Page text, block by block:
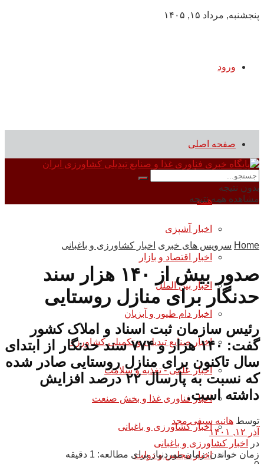
پنجشنبه, مرداد ۱۵, ۱۴۰۵
ورود
صفحه اصلی
سرویس های خبری
همه
اخبار آشپزی
اخبار اقتصاد و بازار
اخبار بین الملل
اخبار دام طیور و آبزیان
اخبار صنایع تبدیلی و تکمیلی کشاورزی
اخبار علمی - تغذیه و سلامت
اخبار فناوری غذا و بخش صنعت
اخبار کشاورزی و باغبانی
اخبار مجلس و دولت
بدون نتیجه
مشاهده همه نتیجه
Home سرویس های خبری اخبار کشاورزی و باغبانی
صدور بیش از ۱۴۰ هزار سند
حدنگار برای منازل روستایی
رئیس سازمان ثبت اسناد و املاک کشور
گفت: ۱۴۰ هزار و ۷۷۴ سند حدنگار از ابتدای
سال تاکنون برای منازل روستایی صادر شده
که نسبت به پارسال ۲۲ درصد افزایش
داشته است.
توسط هانیه سیفی مجد
آذر ۱۲, ۱۴۰۱
در
اخبار کشاورزی و باغبانی
زمان خواندن: زمان موردنیاز برای مطالعه: 1 دقیقه